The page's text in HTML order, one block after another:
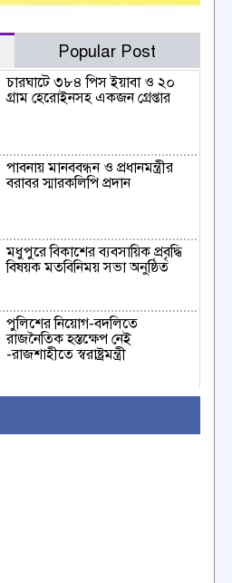
Popular Post
চারঘাটে ৩৮৪ পিস ইয়াবা ও ২০
গ্রাম হেরোইনসহ একজন গ্রেপ্তার
পাবনায় মানববন্ধন ও প্রধানমন্ত্রীর
বরাবর স্মারকলিপি প্রদান
মধুপুরে বিকাশের ব্যবসায়িক প্রবৃদ্ধি
বিষয়ক মতবিনিময় সভা অনুষ্ঠিত
পুলিশের নিয়োগ-বদলিতে
রাজনৈতিক হস্তক্ষেপ নেই
-রাজশাহীতে স্বরাষ্ট্রমন্ত্রী